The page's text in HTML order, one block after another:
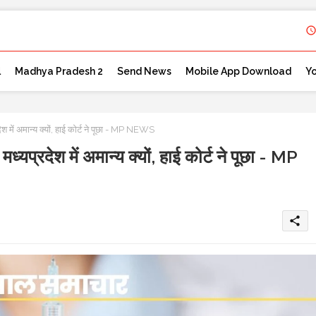
Madhya Pradesh 2 Send News Mobile App Download
अमान्य क्यों, हाई कोर्ट ने पूछा - MP NEWS
में अमान्य क्यों, हाई कोर्ट ने पूछा - MP
share